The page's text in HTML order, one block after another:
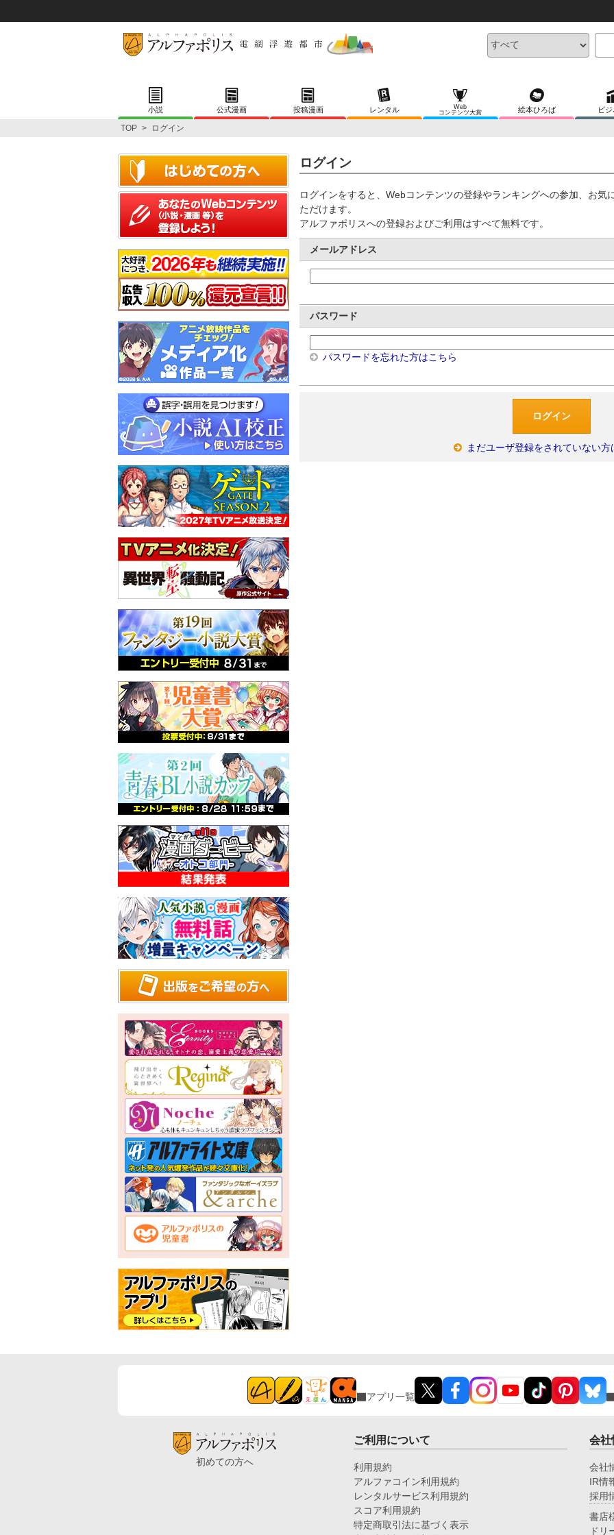
小説 公式漫画 投稿漫画 レンタル
Web
コンテンツ大賞
絵本ひろば ビ
TOP > ログイン
ログイン
ログインをすると、Webコンテンツの登録やランキングへの参加、お気
ただけます。
アルファポリスへの登録およびご利用はすべて無料です。
メールアドレス
パスワード
パスワードを忘れた方はこちら
まだユーザ登録をされていない方
アプリ一覧
初めての方へ
ご利用について
利用規約
アルファコイン利用規約
レンタルサービス利用規約
スコア利用規約
特定商取引法に基づく表示
会社
会社
IR情
採用
書店
ドリ